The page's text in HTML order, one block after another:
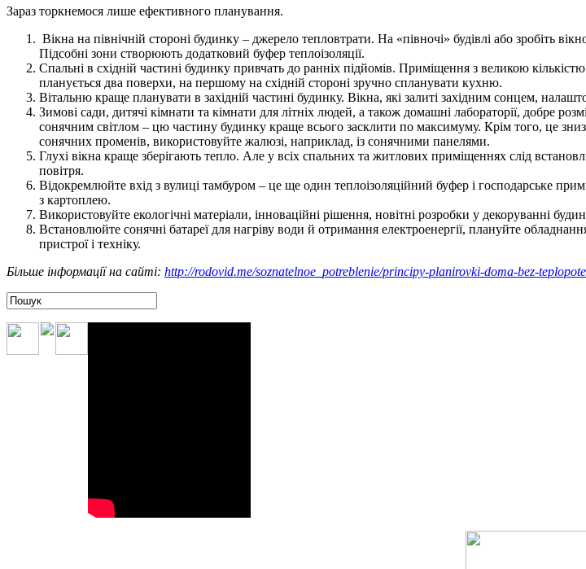
Зараз торкнемося лише ефективного планування.
Вікна на північній стороні будинку – джерело тепловтрати. На «півночі» будівлі або зробіть
Підсобні зони створюють додатковий буфер теплоізоляції.
Спальні в східній частині будинку привчать до ранніх підйомів. Приміщення з великою
планується два поверхи, на першому на східній стороні зручно спланувати кухню.
Вітальню краще планувати в західній частині будинку. Вікна, які залиті західним сонцем,
Зимові сади, дитячі кімнати та кімнати для літніх людей, а також домашні лабораторії, добре
сонячним світлом – цю частину будинку краще всього засклити по максимуму. Крім того, це
сонячних променів, використовуйте жалюзі, наприклад, із сонячними панелями.
Глухі вікна краще зберігають тепло. Але у всіх спальних та житлових приміщеннях слід
повітря.
Відокремлюйте вхід з вулиці тамбуром – це ще один теплоізоляційний буфер і господарське
з картоплею.
Використовуйте екологічні матеріали, інноваційні рішення, новітні розробки у декоруванні
Встановлюйте сонячні батареї для нагріву води й отримання електроенергії, плануйте
пристрої і техніку.
Більше інформації на сайті: http://rodovid.me/soznatelnoe_potreblenie/principy-planirovki-doma-bez-